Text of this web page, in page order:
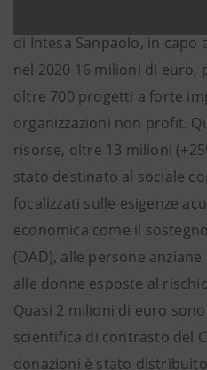
di Intesa Sanpaolo, in capo
nel 2020 16 milioni di euro,
oltre 700 progetti a forte
organizzazioni non profit.
risorse, oltre 13 milioni
stato destinato al sociale
focalizzati sulle esigenze
economica come il
(DAD), alle persone
alle donne esposte al
Quasi 2 milioni di euro
scientifica di contrasto del
donazioni è stato